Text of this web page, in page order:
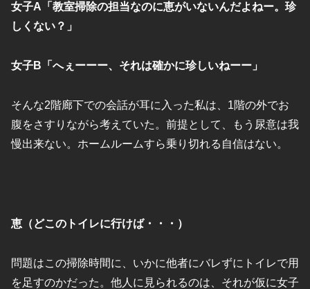
女子A「教室掃除の担当なのに恵がいないんだよねー。珍
しくない？」
女子B「へぇーーー、それは確かに珍しいねーー」
そんな2階廊下での会話が耳に入った私は、1階の外でお
腹をさすりながら考えていた。前提として、もう尿意は我
慢出来ない。ホームルームすら乗り切れる自信はない。
恵（どこのトイレに行けば・・・）
問題はこの掃除時間に、いかに他者にバレずにトイレで用
を足すのかだった。他人に見られるのは、それが仮に女子